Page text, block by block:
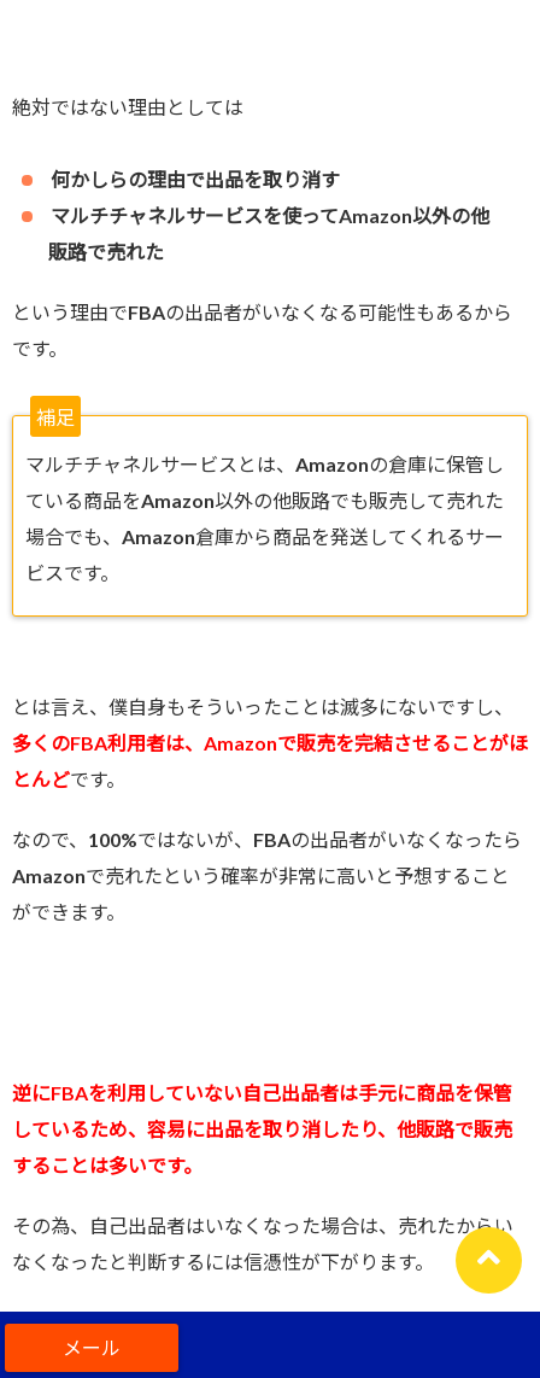
絶対ではない理由としては
何かしらの理由で出品を取り消す
マルチチャネルサービスを使ってAmazon以外の他
販路で売れた
という理由でFBAの出品者がいなくなる可能性もあるから
です。
補足
マルチチャネルサービスとは、Amazonの倉庫に保管し
ている商品をAmazon以外の他販路でも販売して売れた
場合でも、Amazon倉庫から商品を発送してくれるサー
ビスです。
とは言え、僕自身もそういったことは滅多にないですし、
多くのFBA利用者は、Amazonで販売を完結させることがほ
とんどです。
なので、100%ではないが、FBAの出品者がいなくなったら
Amazonで売れたという確率が非常に高いと予想すること
ができます。
逆にFBAを利用していない自己出品者は手元に商品を保管
しているため、容易に出品を取り消したり、他販路で販売
することは多いです。
その為、自己出品者はいなくなった場合は、売れたからい
なくなったと判断するには信憑性が下がります。